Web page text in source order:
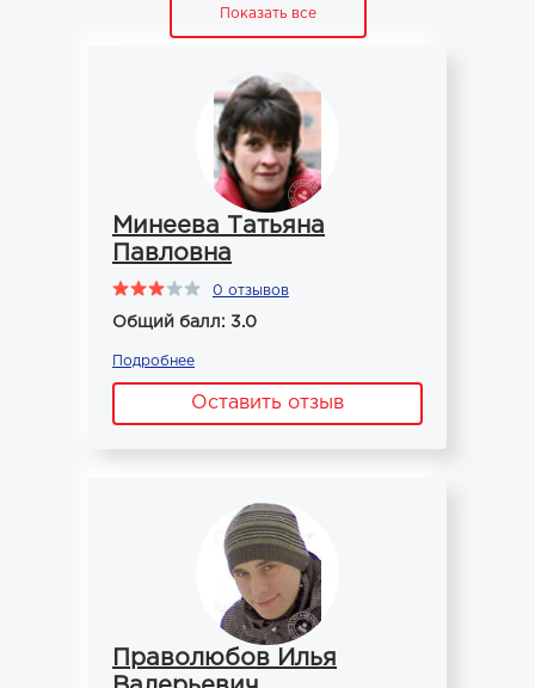
Показать все
Минеева Татьяна
Павловна
0 отзывов
Общий балл: 3.0
Подробнее
Оставить отзыв
Праволюбов Илья